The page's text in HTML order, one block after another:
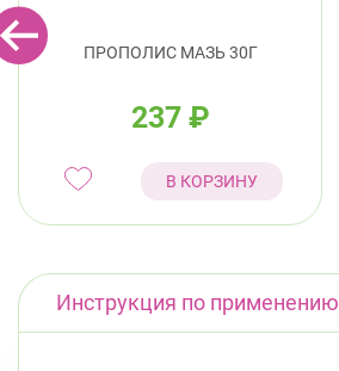
ПРОПОЛИС МАЗЬ 30Г
237 ₽
В КОРЗИНУ
Инструкция по применению